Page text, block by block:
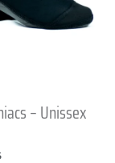
– Unissex